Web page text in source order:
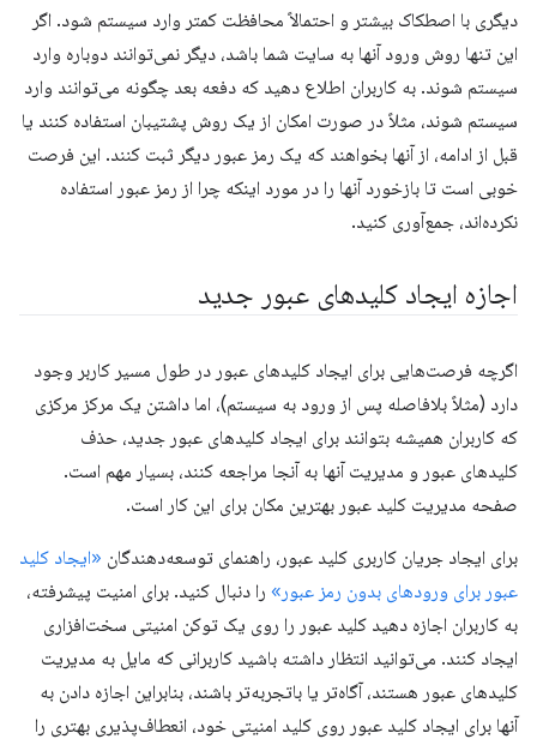
دیگری با اصطکاک بیشتر و احتمالاً محافظت کمتر وارد سیستم شود. اگر
این تنها روش ورود آنها به سایت شما باشد، دیگر نمی‌توانند دوباره وارد
سیستم شوند. به کاربران اطلاع دهید که دفعه بعد چگونه می‌توانند وارد
سیستم شوند، مثلاً در صورت امکان از یک روش پشتیبان استفاده کنند یا
قبل از ادامه، از آنها بخواهند که یک رمز عبور دیگر ثبت کنند. این فرصت
خوبی است تا بازخورد آنها را در مورد اینکه چرا از رمز عبور استفاده
نکرده‌اند، جمع‌آوری کنید.
اجازه ایجاد کلیدهای عبور جدید
اگرچه فرصت‌هایی برای ایجاد کلیدهای عبور در طول مسیر کاربر وجود
دارد (مثلاً بلافاصله پس از ورود به سیستم)، اما داشتن یک مرکز مرکزی
که کاربران همیشه بتوانند برای ایجاد کلیدهای عبور جدید، حذف
کلیدهای عبور و مدیریت آنها به آنجا مراجعه کنند، بسیار مهم است.
صفحه مدیریت کلید عبور بهترین مکان برای این کار است.
برای ایجاد جریان کاربری کلید عبور، راهنمای توسعه‌دهندگان «ایجاد کلید
عبور برای ورودهای بدون رمز عبور» را دنبال کنید. برای امنیت پیشرفته،
به کاربران اجازه دهید کلید عبور را روی یک توکن امنیتی سخت‌افزاری
ایجاد کنند. می‌توانید انتظار داشته باشید کاربرانی که مایل به مدیریت
کلیدهای عبور هستند، آگاه‌تر یا باتجربه‌تر باشند، بنابراین اجازه دادن به
آنها برای ایجاد کلید عبور روی کلید امنیتی خود، انعطاف‌پذیری بهتری را